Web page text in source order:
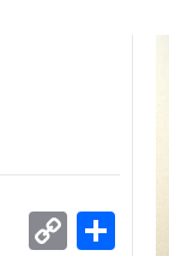
Copy